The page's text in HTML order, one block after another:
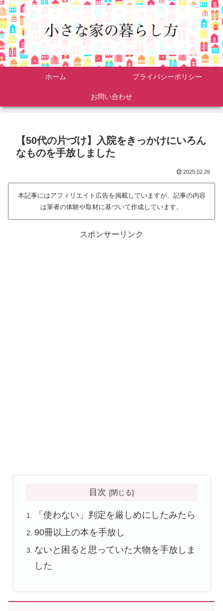
ホーム プライバシーポリシー
お問い合わせ
【50代の片づけ】入院をきっかけにいろん
なものを手放しました
2025.02.26
本記事にはアフィリエイト広告を掲載していますが、記事の内容
は筆者の体験や取材に基づいて作成しています。
スポンサーリンク
目次
「使わない」判定を厳しめにしたみたら
90冊以上の本を手放し
ないと困ると思っていた大物を手放しま
した